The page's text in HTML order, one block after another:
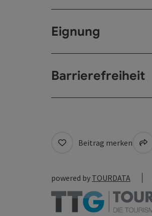
Eignung
Barrierefreiheit
Beitrag merken
powered by TOURDATA